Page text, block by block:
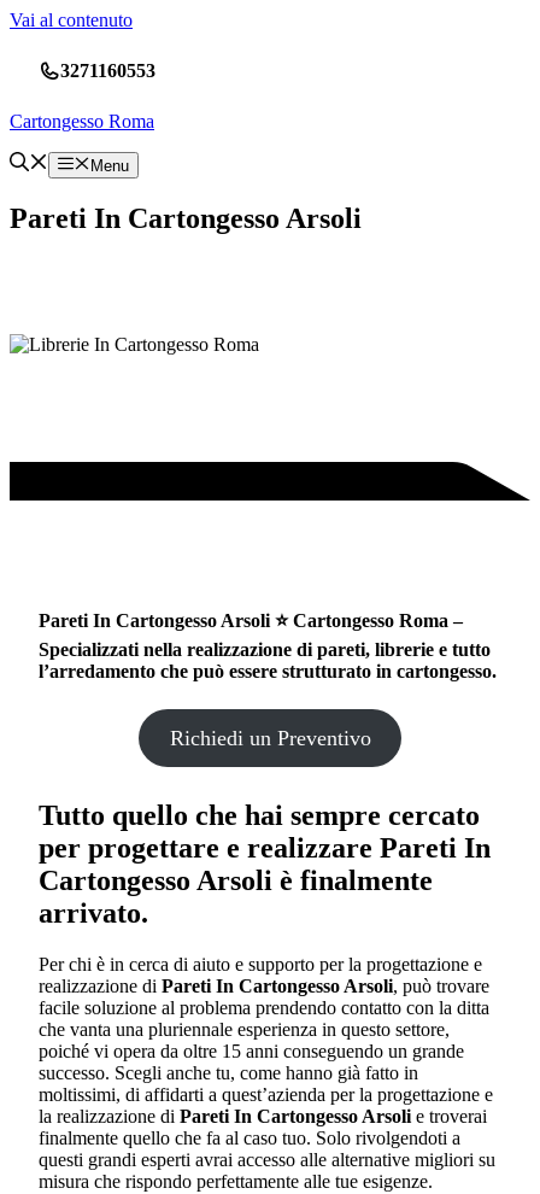
Vai al contenuto
3271160553
Cartongesso Roma
Menu
Pareti In Cartongesso Arsoli
Pareti In Cartongesso Arsoli ⭐ Cartongesso Roma –
Specializzati nella realizzazione di pareti, librerie e tutto
l’arredamento che può essere strutturato in cartongesso.
Richiedi un Preventivo
Tutto quello che hai sempre cercato
per progettare e realizzare Pareti In
Cartongesso Arsoli è finalmente
arrivato.
Per chi è in cerca di aiuto e supporto per la progettazione e
realizzazione di Pareti In Cartongesso Arsoli, può trovare
facile soluzione al problema prendendo contatto con la ditta
che vanta una pluriennale esperienza in questo settore,
poiché vi opera da oltre 15 anni conseguendo un grande
successo. Scegli anche tu, come hanno già fatto in
moltissimi, di affidarti a quest’azienda per la progettazione e
la realizzazione di Pareti In Cartongesso Arsoli e troverai
finalmente quello che fa al caso tuo. Solo rivolgendoti a
questi grandi esperti avrai accesso alle alternative migliori su
misura che rispondo perfettamente alle tue esigenze.